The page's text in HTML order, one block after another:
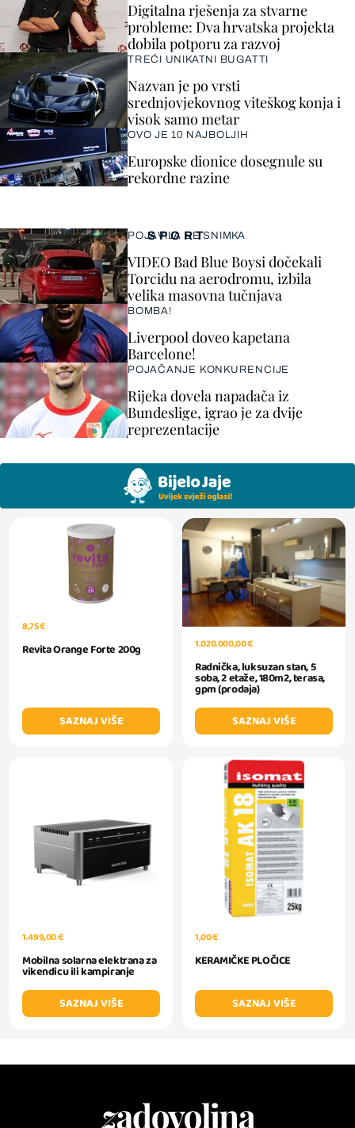
SPORT
POJAVILA SE SNIMKA
VIDEO Bad Blue Boysi dočekali
Torcidu na aerodromu, izbila
velika masovna tučnjava
BOMBA!
Liverpool doveo kapetana
Barcelone!
POJAČANJE KONKURENCIJE
Rijeka dovela napadača iz
Bundeslige, igrao je za dvije
reprezentacije
Digitalna rješenja za stvarne
probleme: Dva hrvatska projekta
dobila potporu za razvoj
TREĆI UNIKATNI BUGATTI
Nazvan je po vrsti
srednjovjekovnog viteškog konja i
visok samo metar
OVO JE 10 NAJBOLJIH
Europske dionice dosegnule su
rekordne razine
8,75 €
Revita Orange Forte 200g
SAZNAJ VIŠE
1.020.000,00 €
Radnička, luksuzan stan, 5
soba, 2 etaže, 180m2, terasa,
gpm (prodaja)
SAZNAJ VIŠE
1.499,00 €
Mobilna solarna elektrana za
vikendicu ili kampiranje
SAZNAJ VIŠE
1,00 €
KERAMIČKE PLOČICE
SAZNAJ VIŠE